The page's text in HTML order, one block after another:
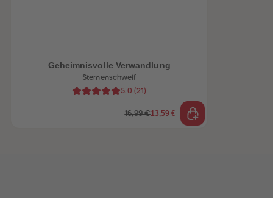
Geheimnisvolle Verwandlung
Sternenschweif
5.0 (21 )
16,99 €13,59 €